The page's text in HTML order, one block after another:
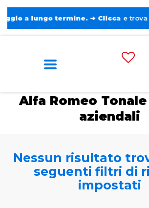
a lungo termine. ➔ Clicca e trova
Alfa Romeo
aziendali
Nessun risultato
seguenti filtri di
impostati